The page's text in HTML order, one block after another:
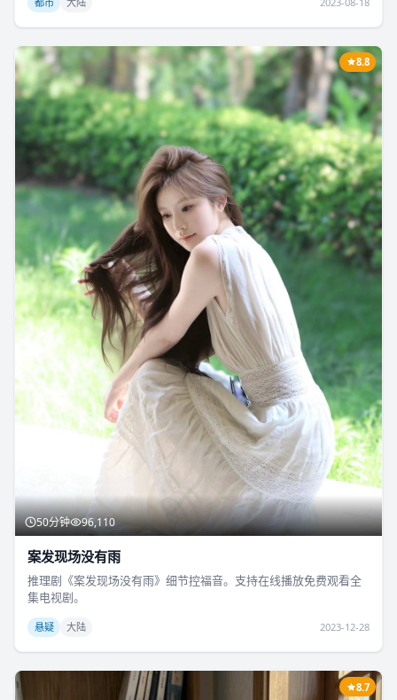
50分钟 96,110
8.8
案发现场没有雨
推理剧《案发现场没有雨》细节控福音。支持在线播放免费观看全
集电视剧。
悬疑 大陆 2023-12-28
8.7